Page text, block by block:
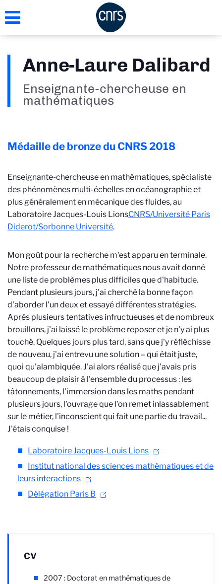
au
Anne-Laure Dalibard
Enseignante-chercheuse en
mathématiques
Médaille de bronze du CNRS2018
Enseignante-chercheuse en mathématiques, spécialiste
des phénomènes multi-échelles en océanographie et
plus généralement en mécanique des fluides, au
Laboratoire Jacques-Louis LionsCNRS/Université Paris
Diderot/Sorbonne Université.
Mon goût pour la recherche m'est apparu en terminale.
Notre professeur de mathématiques nous avait donné
une liste de problèmes plus difficiles que d'habitude.
Pendant plusieurs jours, j'ai cherché la bonne façon
d'aborder l'un deux et essayé différentes stratégies.
Après plusieurs tentatives infructueuses et de nombreux
brouillons, j'ai laissé le problème reposer et je n'y ai plus
touché. Quelques jours plus tard, sans que j'y réfléchisse
de nouveau, j'ai entrevu une solution – qui était juste,
quoi qu'alambiquée. J'ai alors réalisé que j'avais pris
beaucoup de plaisir à l'ensemble du processus : les
tâtonnements, l'immersion dans les maths pendant
plusieurs jours, l'ouvrage que l'on remet inlassablement
sur le métier, l'inconscient qui fait une partie du travail...
J'étais conquise !
Laboratoire Jacques-Louis Lions
Institut national des sciences mathématiques et de
leurs interactions
Délégation Paris B
CV
2007 : Doctorat en mathématiques de